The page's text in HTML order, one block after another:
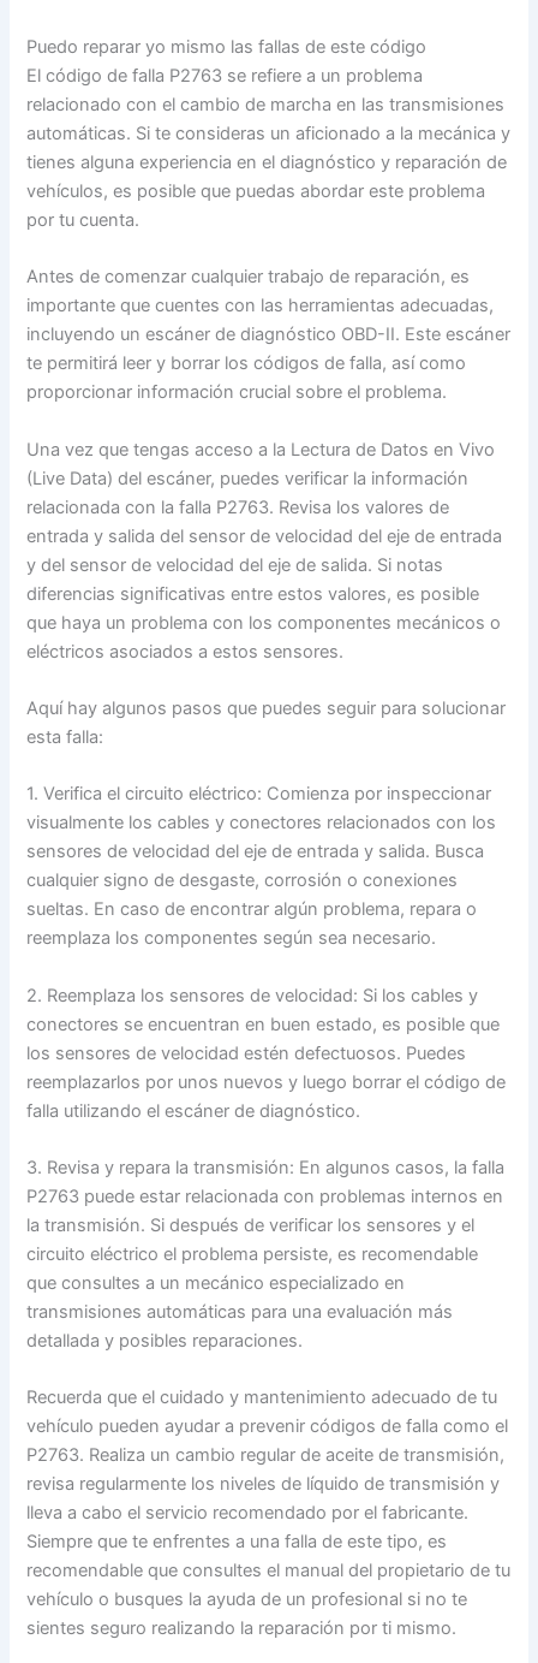
Puedo reparar yo mismo las fallas de este código
El código de falla P2763 se refiere a un problema
relacionado con el cambio de marcha en las transmisiones
automáticas. Si te consideras un aficionado a la mecánica y
tienes alguna experiencia en el diagnóstico y reparación de
vehículos, es posible que puedas abordar este problema
por tu cuenta.
Antes de comenzar cualquier trabajo de reparación, es
importante que cuentes con las herramientas adecuadas,
incluyendo un escáner de diagnóstico OBD-II. Este escáner
te permitirá leer y borrar los códigos de falla, así como
proporcionar información crucial sobre el problema.
Una vez que tengas acceso a la Lectura de Datos en Vivo
(Live Data) del escáner, puedes verificar la información
relacionada con la falla P2763. Revisa los valores de
entrada y salida del sensor de velocidad del eje de entrada
y del sensor de velocidad del eje de salida. Si notas
diferencias significativas entre estos valores, es posible
que haya un problema con los componentes mecánicos o
eléctricos asociados a estos sensores.
Aquí hay algunos pasos que puedes seguir para solucionar
esta falla:
1. Verifica el circuito eléctrico: Comienza por inspeccionar
visualmente los cables y conectores relacionados con los
sensores de velocidad del eje de entrada y salida. Busca
cualquier signo de desgaste, corrosión o conexiones
sueltas. En caso de encontrar algún problema, repara o
reemplaza los componentes según sea necesario.
2. Reemplaza los sensores de velocidad: Si los cables y
conectores se encuentran en buen estado, es posible que
los sensores de velocidad estén defectuosos. Puedes
reemplazarlos por unos nuevos y luego borrar el código de
falla utilizando el escáner de diagnóstico.
3. Revisa y repara la transmisión: En algunos casos, la falla
P2763 puede estar relacionada con problemas internos en
la transmisión. Si después de verificar los sensores y el
circuito eléctrico el problema persiste, es recomendable
que consultes a un mecánico especializado en
transmisiones automáticas para una evaluación más
detallada y posibles reparaciones.
Recuerda que el cuidado y mantenimiento adecuado de tu
vehículo pueden ayudar a prevenir códigos de falla como el
P2763. Realiza un cambio regular de aceite de transmisión,
revisa regularmente los niveles de líquido de transmisión y
lleva a cabo el servicio recomendado por el fabricante.
Siempre que te enfrentes a una falla de este tipo, es
recomendable que consultes el manual del propietario de tu
vehículo o busques la ayuda de un profesional si no te
sientes seguro realizando la reparación por ti mismo.